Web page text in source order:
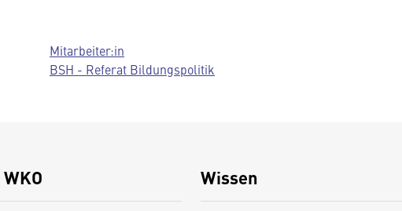
Mitarbeiter:in
BSH - Referat Bildungspolitik
Wissen